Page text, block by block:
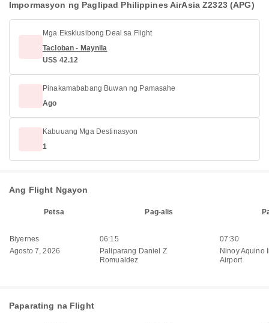
Impormasyon ng Paglipad Philippines AirAsia Z2323 (APG)
Mga Eksklusibong Deal sa Flight
Tacloban - Maynila
US$ 42.12
Pinakamababang Buwan ng Pamasahe
Ago
Kabuuang Mga Destinasyon
1
Ang Flight Ngayon
Petsa Pag-alis
Biyernes
Agosto 7, 2026
06:15
Paliparang Daniel Z
Romualdez
07:30
Ninoy Aquino
Airport
Paparating na Flight